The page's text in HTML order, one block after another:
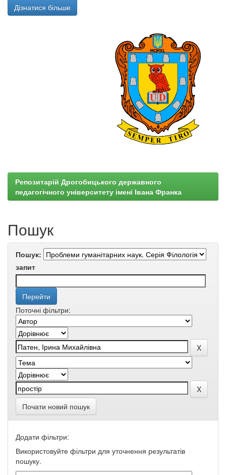
Дізнатися більше
Репозитарій Дрогобицького державного
педагогічного університету імені Івана Франка
Пошук
Пошук:
запит
Поточні фільтри:
Почати новий пошук
Додати фільтри:
Використовуйте фільтри для уточнення результатів
пошуку.